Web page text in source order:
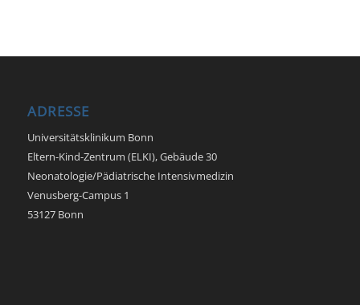
ADRESSE
Universitätsklinikum Bonn
Eltern-Kind-Zentrum (ELKI), Gebäude 30
Neonatologie/Pädiatrische Intensivmedizin
Venusberg-Campus 1
53127 Bonn